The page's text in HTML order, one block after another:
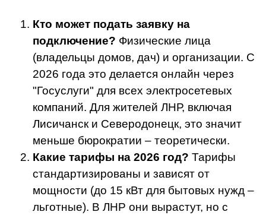
Кто может подать заявку на
подключение? Физические лица
(владельцы домов, дач) и организации. С
2026 года это делается онлайн через
"Госуслуги" для всех электросетевых
компаний. Для жителей ЛНР, включая
Лисичанск и Северодонецк, это значит
меньше бюрократии – теоретически.
Какие тарифы на 2026 год? Тарифы
стандартизированы и зависят от
мощности (до 15 кВт для бытовых нужд –
льготные). В ЛНР они вырастут, но с